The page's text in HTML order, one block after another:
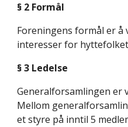
§ 2 Formål
Foreningens formål er å
interesser for
§ 3 Ledelse
Generalforsamlingen er
Mellom
et styre på inntil 5